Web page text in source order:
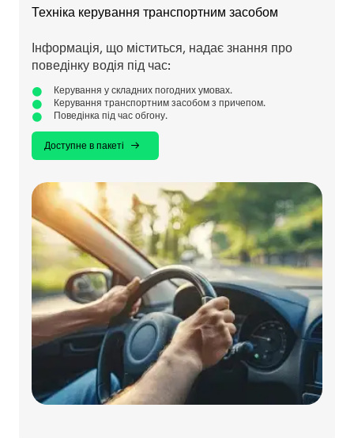
Техніка керування транспортним засобом
Інформація, що міститься, надає знання про
поведінку водія під час:
Керування у складних погодних умовах.
Керування транспортним засобом з причепом.
Поведінка під час обгону.
Доступне в пакеті